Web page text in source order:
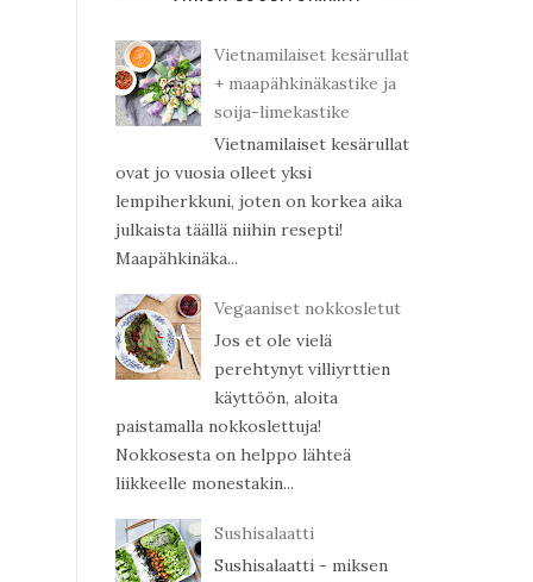
Vietnamilaiset kesärullat
+ maapähkinäkastike ja
soija-limekastike
Vietnamilaiset kesärullat
ovat jo vuosia olleet yksi
lempiherkkuni, joten on korkea aika
julkaista täällä niihin resepti!
Maapähkinäka...
Vegaaniset nokkosletut
Jos et ole vielä
perehtynyt villiyrttien
käyttöön, aloita
paistamalla nokkoslettuja!
Nokkosesta on helppo lähteä
liikkeelle monestakin...
Sushisalaatti
Sushisalaatti - miksen